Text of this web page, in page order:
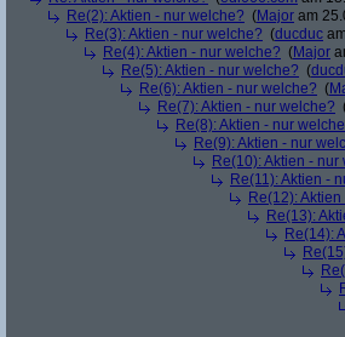
Re(2): Aktien - nur welche? (Major am
Re(3): Aktien - nur welche? (ducduc
Re(4): Aktien - nur welche? (Major
Re(5): Aktien - nur welche? (
Re(6): Aktien - nur welche? (
Re(7): Aktien - nur welche?
Re(8): Aktien - nur
Re(9): Aktien - nur
Re(10): Aktien - nur
Re(11): Aktien -
Re(12):
Re(13):
Re(14):